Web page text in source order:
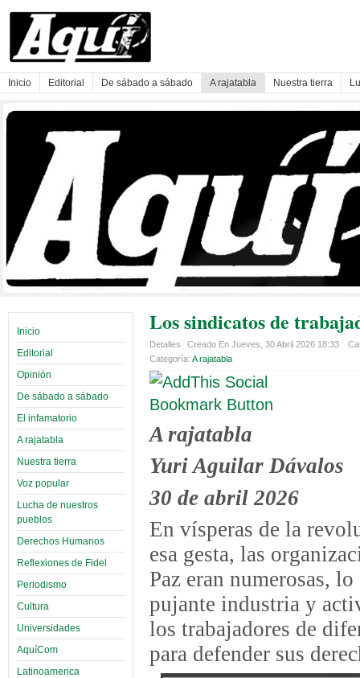
Inicio Editorial De sábado a sábado A rajatabla Nuestra tierra
Inicio
Editorial
Opinión
De sábado a sábado
El infamatorio
A rajatabla
Nuestra tierra
Voz popular
Lucha de nuestros
pueblos
Derechos Humanos
Reflexiones de Fidel
Periodismo
Cultura
Universidades
AquíCom
Latinoamerica
Los sindicatos de
Detalles Creado En Jueves, 30 Abril 2026 18:33
Categoría: A rajatabla
A rajatabla
Yuri Aguilar Dávalos
30 de abril 2026
En vísperas de la
esa gesta, las
Paz eran numerosas,
pujante industria y
los trabajadores de
para defender sus